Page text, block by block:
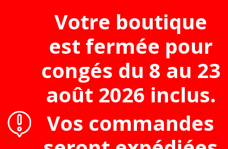
Votre boutique
est fermée pour
congés du 8 au 23
août 2026 inclus.
Vos commandes
Flutes irlandaises Flute whistle Lot de 2 flutes tin